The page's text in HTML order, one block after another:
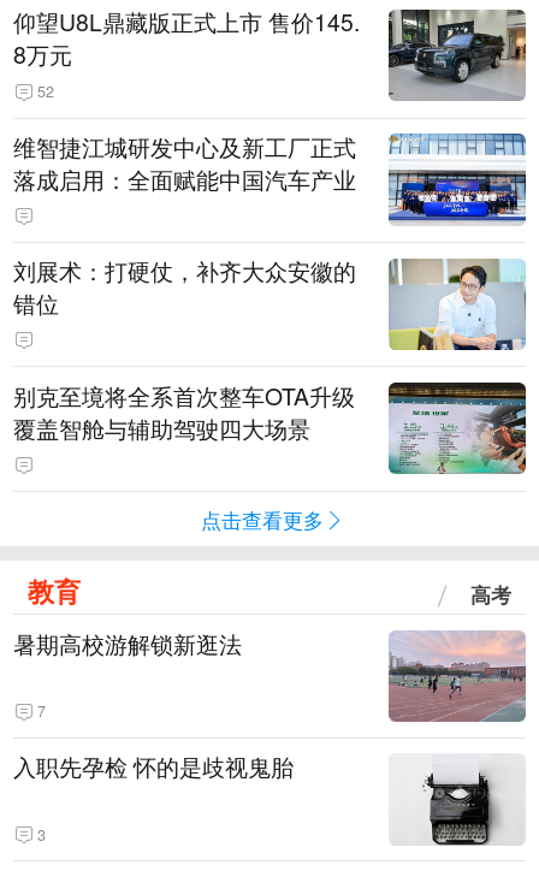
仰望U8L鼎藏版正式上市 售价145.
8万元
52
维智捷江城研发中心及新工厂正式
落成启用：全面赋能中国汽车产业
刘展术：打硬仗，补齐大众安徽的
错位
别克至境将全系首次整车OTA升级
覆盖智舱与辅助驾驶四大场景
点击查看更多
教育 高考
暑期高校游解锁新逛法
7
入职先孕检 怀的是歧视鬼胎
3